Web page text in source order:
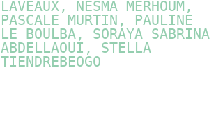
LAVEAUX, NESMA MERHOUM,
PASCALE MURTIN , PAULINE
LE BOULBA, SORAYA SABRINA
ABDELLAOUI, STELLA
TIENDREBEOGO